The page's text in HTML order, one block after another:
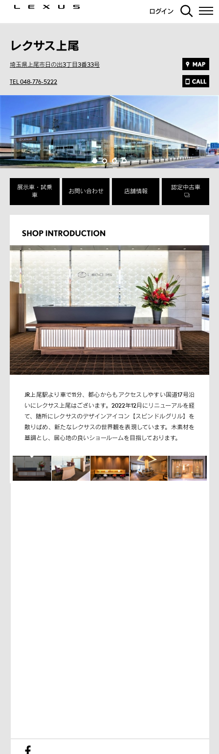
ログイン
レクサス上尾
埼玉県上尾市日の出3丁目3番33号
TEL 048-776-5222
展示車・試乗
車
お問い合わせ 店舗情報
認定中古車
JR上尾駅より車で11分、都心からもアクセスしやすい国道17号沿
いにレクサス上尾はございます。2022年12月にリニューアルを経
て、随所にレクサスのデザインアイコン【スピンドルグリル】を
散りばめ、新たなレクサスの世界観を表現しています。木素材を
基調とし、居心地の良いショールームを目指しております。